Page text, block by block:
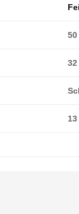
50
32
13